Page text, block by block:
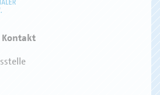
Kontakt